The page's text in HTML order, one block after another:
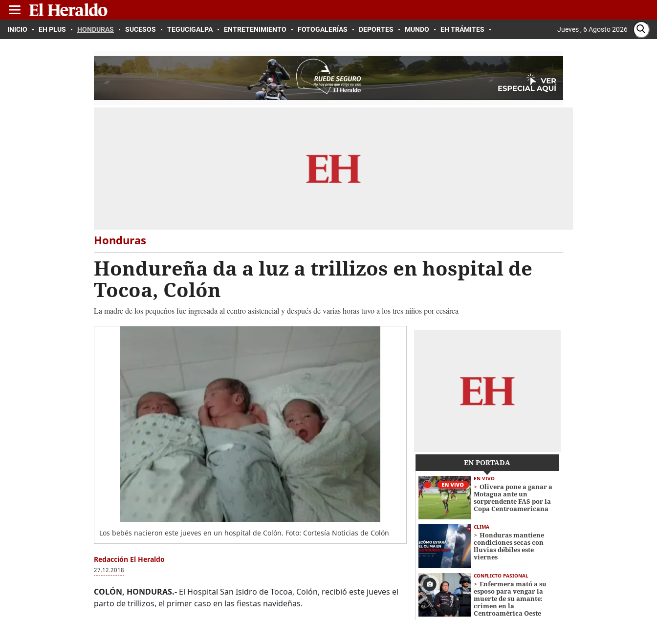
INICIO EH PLUS HONDURAS SUCESOS TEGUCIGALPA ENTRETENIMIENTO FOTOGALERÍAS DEPORTES MUNDO EH TRÁMITES Jueves , 6 Agosto 2026
Honduras
Hondureña da a luz a trillizos en hospital de
Tocoa, Colón
La madre de los pequeños fue ingresada al centro asistencial y después de varias horas tuvo a los tres niños por cesárea
Los bebés nacieron este jueves en un hospital de Colón. Foto: Cortesía Noticias de Colón
Redacción El Heraldo
27.12.2018
COLÓN, HONDURAS.- El Hospital San Isidro de Tocoa, Colón, recibió este jueves el
parto de trillizos, el primer caso en las fiestas navideñas.
EN PORTADA
EN VIVO
Olivera pone a ganar a
Motagua ante un
sorprendente FAS por la
Copa Centroamericana
CLIMA
Honduras mantiene
condiciones secas con
lluvias débiles este
viernes
CONFLICTO PASIONAL
Enfermera mató a su
esposo para vengar la
muerte de su amante:
crimen en la
Centroamérica Oeste